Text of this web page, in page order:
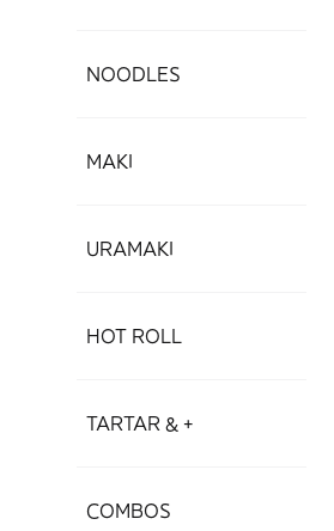
NOODLES
MAKI
URAMAKI
HOT ROLL
TARTAR & +
COMBOS